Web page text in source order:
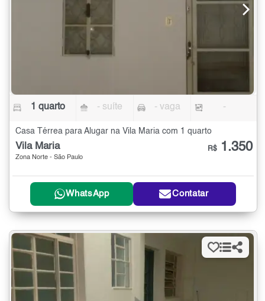
1 quarto - suíte - vaga -
Casa Térrea para Alugar na Vila Maria com 1 quarto
Vila Maria
Zona Norte - São Paulo
R$ 1.350
WhatsApp Contatar